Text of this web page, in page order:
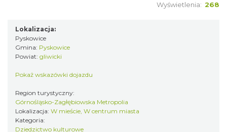
Wyświetlenia: 268
Lokalizacja:
Pyskowice
Gmina: Pyskowice
Powiat: gliwicki
Pokaż wskazówki dojazdu
Region turystyczny:
Górnośląsko-Zagłębiowska Metropolia
Lokalizacja: W mieście, W centrum miasta
Kategoria:
Dziedzictwo kulturowe